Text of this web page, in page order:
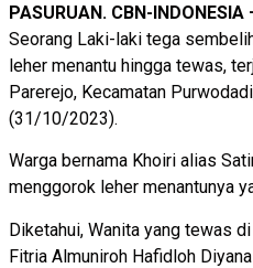
PASURUAN. CBN-INDONESIA
Seorang Laki-laki tega
leher menantu hingga tewas,
Parerejo, Kecamatan
(31/10/2023).
Warga bernama Khoiri alias
menggorok leher menantunya
Diketahui, Wanita yang tewas
Fitria Almuniroh Hafidloh